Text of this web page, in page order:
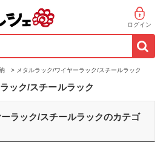
ログイン
> メタルラック/ワイヤーラック/スチールラック
ック/スチールラック
ラック/スチールラックのカテゴ